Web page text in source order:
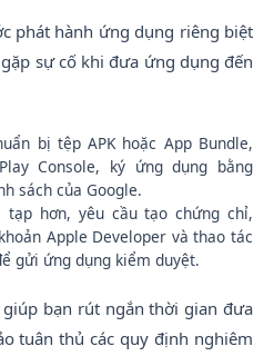
phát hành ứng dụng riêng biệt
sự cố khi đưa ứng dụng đến
bị tệp APK hoặc App Bundle,
Console, ký ứng dụng bằng
sách của Google.
tạp hơn, yêu cầu tạo chứng chỉ,
Apple Developer và thao tác
gửi ứng dụng kiểm duyệt.
giúp bạn rút ngắn thời gian đưa
tuân thủ các quy định nghiêm